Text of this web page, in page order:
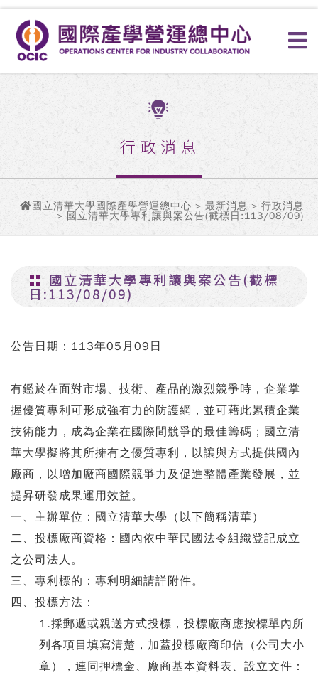
行政消息
國立清華大學國際產學營運總中心 > 最新消息 > 行政消息
> 國立清華大學專利讓與案公告(截標日:113/08/09)
國立清華大學專利讓與案公告(截標
日:113/08/09)
公告日期：113年05月09日
有鑑於在面對市場、技術、產品的激烈競爭時，企業掌
握優質專利可形成強有力的防護網，並可藉此累積企業
技術能力，成為企業在國際間競爭的最佳籌碼；國立清
華大學擬將其所擁有之優質專利，以讓與方式提供國內
廠商，以增加廠商國際競爭力及促進整體產業發展，並
提昇研發成果運用效益。
一、主辦單位：國立清華大學（以下簡稱清華）
二、投標廠商資格：國內依中華民國法令組織登記成立
之公司法人。
三、專利標的：專利明細請詳附件。
四、投標方法：
1.採郵遞或親送方式投標，投標廠商應按標單內所
列各項目填寫清楚，加蓋投標廠商印信（公司大小
章），連同押標金、廠商基本資料表、設立文件：